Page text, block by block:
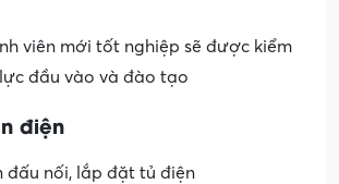
viên mới tốt nghiệp sẽ được kiểm
đầu vào và đào tạo
điện
đấu nối, lắp đặt tủ điện